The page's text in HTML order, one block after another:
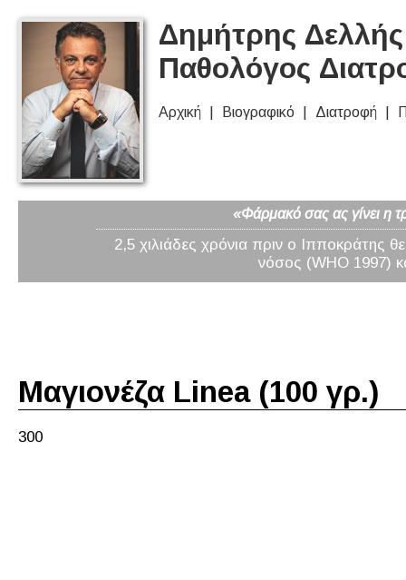
Δημήτρης
Παθολόγος
Αρχική Βιογραφικό Διατροφή
«Φάρμακό σας ας γίνει η
2,5 χιλιάδες χρόνια πριν ο Ιπποκράτης
νόσος (WHO 1997)
Μαγιονέζα Linea (100 γρ.)
300